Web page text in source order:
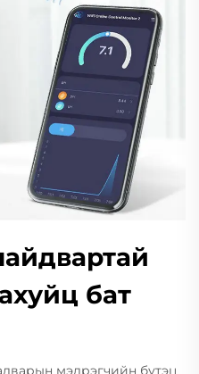
бат
мэдрэгчийн бүтэц